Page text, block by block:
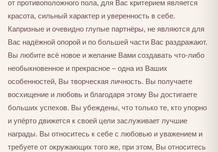
от противоположного пола, для Вас критерием является
красота, сильный характер и уверенность в себе.
Капризные и очевидно глупые партнёры, не являются для
Вас надёжной опорой и по большей части Вас раздражают.
Вы любите всё новое и желание Вами создавать что-либо
необыкновенное и прекрасное – одна из Ваших
особенностей, Вы творческая личность. Вы получаете
восхищение и любовь и благодаря этому Вы достигаете
больших успехов. Вы убеждены, что только те, кто упорно
и упёрто движется к своей цели заслуживает лучшие
награды. Вы относитесь к себе с любовью и уважением и
требуете от окружающих того же, при этом, Вы относитесь